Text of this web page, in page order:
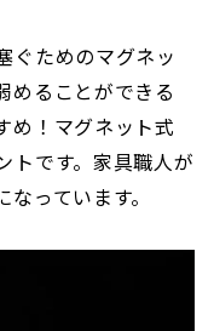
ぐためのマグネッ
めることができる
め！マグネット式
トです。家具職人が
っています。